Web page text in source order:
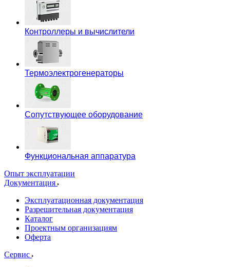
Контроллеры и вычислители
Термоэлектрогенераторы
Сопутствующее оборудование
Функциональная аппаратура
Опыт эксплуатации
Документация
Эксплуатационная документация
Разрешительная документация
Каталог
Проектным организациям
Оферта
Сервис